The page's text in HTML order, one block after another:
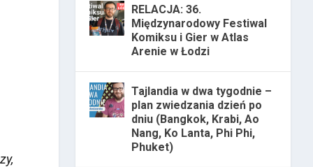
RELACJA: 36.
Międzynarodowy Festiwal
Komiksu i Gier w Atlas
Arenie w Łodzi
Tajlandia w dwa tygodnie –
plan zwiedzania dzień po
dniu (Bangkok, Krabi, Ao
Nang, Ko Lanta, Phi Phi,
Phuket)